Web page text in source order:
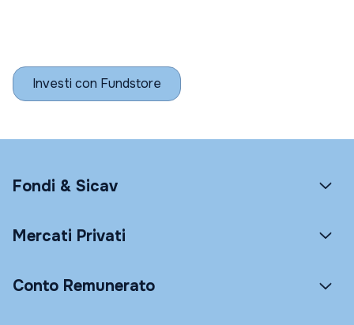
Investi con Fundstore
Fondi & Sicav
Mercati Privati
Conto Remunerato